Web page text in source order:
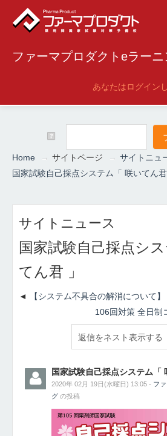
ファーマプロダクトeラーニ
あなたはログイン
Home → サイトページ → サイトニュ
国家試験自己採点システム「 咲いてん君
サイトニュース
国家試験自己採点シ
てん君 」
【システム不具合の解消について】
106回対策 全日制
国家試験自己採点システム「
2020年 02月 19日(水曜日) 13:05 - フ
グ の投稿